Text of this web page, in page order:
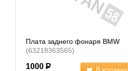
Плата заднего фонаря BMW
(63218363565)
1000 Р